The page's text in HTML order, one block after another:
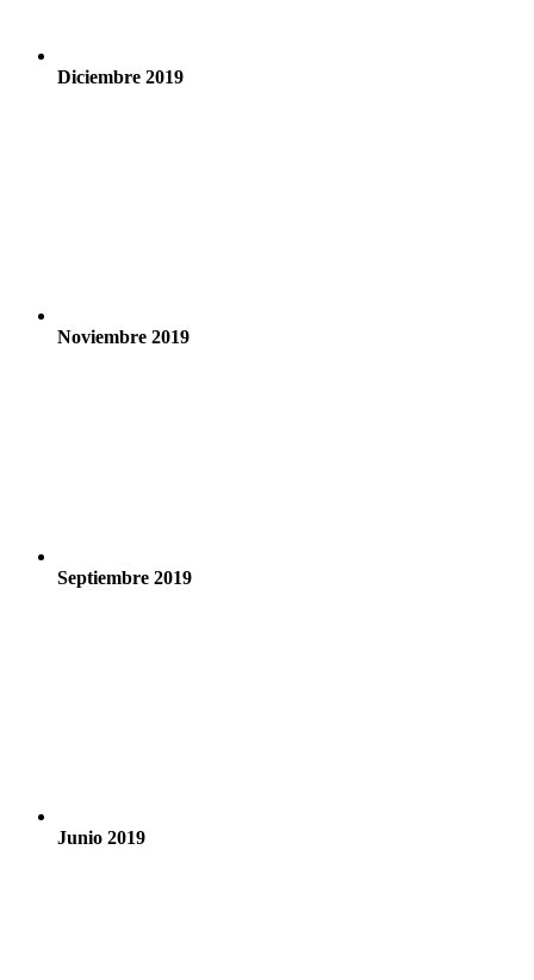
Diciembre 2019
Noviembre 2019
Septiembre 2019
Junio 2019